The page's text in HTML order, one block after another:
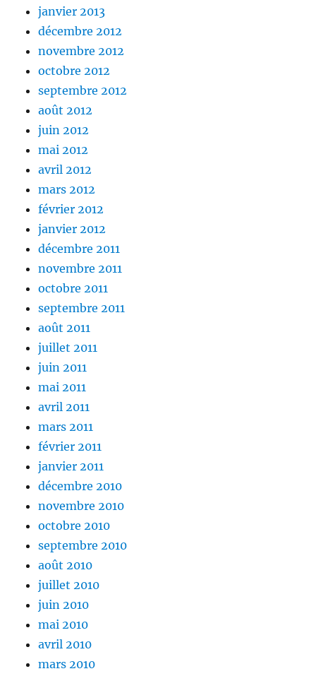
janvier 2013
décembre 2012
novembre 2012
octobre 2012
septembre 2012
août 2012
juin 2012
mai 2012
avril 2012
mars 2012
février 2012
janvier 2012
décembre 2011
novembre 2011
octobre 2011
septembre 2011
août 2011
juillet 2011
juin 2011
mai 2011
avril 2011
mars 2011
février 2011
janvier 2011
décembre 2010
novembre 2010
octobre 2010
septembre 2010
août 2010
juillet 2010
juin 2010
mai 2010
avril 2010
mars 2010